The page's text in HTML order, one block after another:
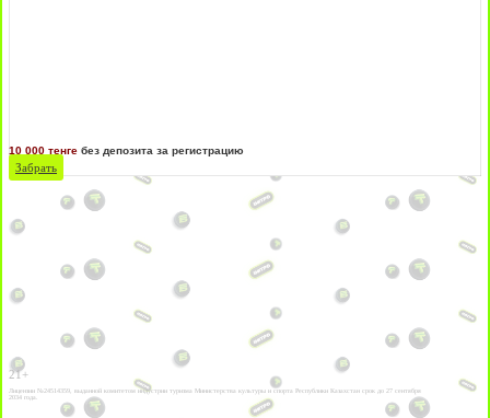
10 000 тенге без депозита за регистрацию
Забрать
21+
Лицензии №24514359, выданной комитетом индустрии туризма Министерства культуры и спорта Республики Казахстан срок до 27 сентября
2034 года.